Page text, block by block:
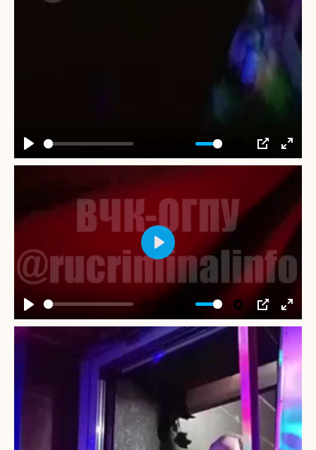
Play Mute SettingsPIP
Enter
Play
-00:31
Mute SettingsPIP
Enter
Play